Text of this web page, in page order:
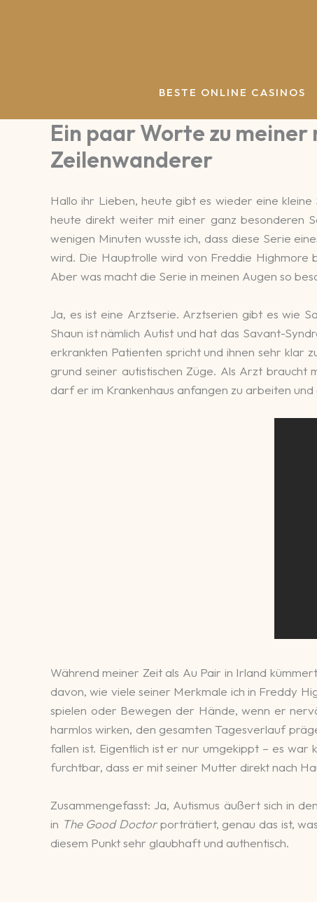
BESTE ONLINE CASINOS
Ein paar Worte zu meiner
Zeilenwanderer
Hallo ihr Lieben, heute gibt es wieder eine
heute di­rekt weiter mit einer ganz beson­de­ren
wenigen Minuten wusste ich, dass diese Serie
wird. Die Haupt­rolle wird von Freddie High­more
Aber was macht die Serie in meinen Augen so
Ja, es ist eine Arzt­serie. Arzt­serien gibt es wie
Shaun ist näm­lich Autist und hat das Savant-
er­krank­ten Patien­ten spricht und ihnen sehr klar
grund seiner autis­tischen Züge. Als Arzt braucht
darf er im Kranken­haus anfangen zu ar­beiten
Während meiner Zeit als Au Pair in Ir­land
davon, wie viele seiner Merk­male ich in Freddy
spie­len oder Bewe­gen der Hände, wenn er
harm­los wirken, den ge­sam­ten Ta­ges­ver­lauf
fallen ist. Eigent­lich ist er nur um­ge­kippt – es
furcht­bar, dass er mit seiner Mutter di­rekt nach
Zusammen­ge­fasst: Ja, Autis­mus äußert sich in
in The Good Doctorpor­trä­tiert, genau das ist,
diesem Punkt sehr glaub­haft und authen­tisch.